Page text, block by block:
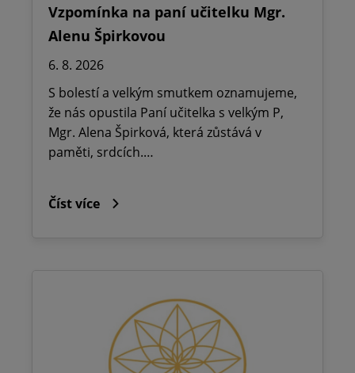
Vzpomínka na paní učitelku Mgr.
Alenu Špirkovou
6. 8. 2026
S bolestí a velkým smutkem oznamujeme,
že nás opustila Paní učitelka s velkým P,
Mgr. Alena Špirková, která zůstává v
paměti, srdcích.…
Číst více